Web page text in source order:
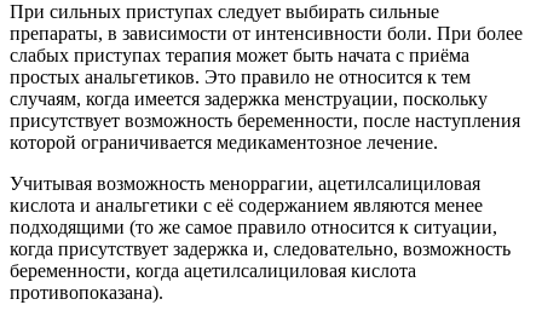
При сильных приступах следует выбирать сильные
препараты, в зависимости от интенсивности боли. При более
слабых приступах терапия может быть начата с приёма
простых анальгетиков. Это правило не относится к тем
случаям, когда имеется задержка менструации, поскольку
присутствует возможность беременности, после наступления
которой ограничивается медикаментозное лечение.
Учитывая возможность меноррагии, ацетилсалициловая
кислота и анальгетики с её содержанием являются менее
подходящими (то же самое правило относится к ситуации,
когда присутствует задержка и, следовательно, возможность
беременности, когда ацетилсалициловая кислота
противопоказана).